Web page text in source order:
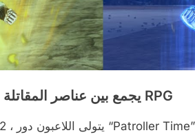
Dragon Ball Xenoverse 2 يجمع بين عناصر المقاتلة و RPG